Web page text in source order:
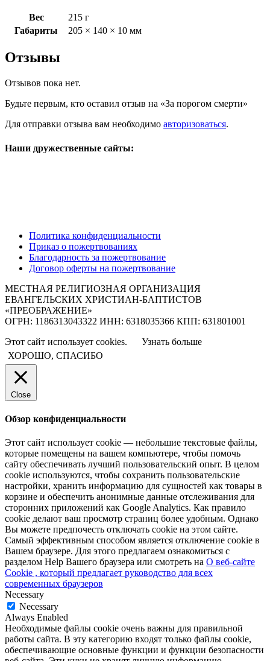
Вес
215 г
Габариты
205 × 140 × 10 мм
Отзывы
Отзывов пока нет.
Будьте первым, кто оставил отзыв на «За порогом смерти»
Для отправки отзыва вам необходимо авторизоваться.
Наши дружественные сайты:
Политика конфиденциальности
Приказ о пожертвованиях
Благодарность за пожертвование
Договор оферты на пожертвование
МЕСТНАЯ РЕЛИГИОЗНАЯ ОРГАНИЗАЦИЯ
ЕВАНГЕЛЬСКИХ ХРИСТИАН-БАПТИСТОВ
«ПРЕОБРАЖЕНИЕ»
ОГРН: 1186313043322 ИНН: 6318035366 КПП: 631801001
Этот сайт использует cookies.
Узнать больше
ХОРОШО, СПАСИБО
Close
Обзор конфиденциальности
Этот сайт использует cookie — небольшие текстовые файлы,
которые помещены на вашем компьютере, чтобы помочь
сайту обеспечивать лучший пользовательский опыт. В целом
cookie используются, чтобы сохранить пользовательские
настройки, хранить информацию для сущностей как товары в
корзине и обеспечить анонимные данные отслеживания для
сторонних приложений как Google Analytics. Как правило
cookie делают ваш просмотр страниц более удобным. Однако
Вы можете предпочесть отключать cookie на этом сайте.
Самый эффективным способом является отключение cookie в
Вашем браузере. Для этого предлагаем ознакомиться с
разделом Help Вашего браузера или смотреть на О веб-сайте
Cookie , который предлагает руководство для всех
современных браузеров
Necessary
Necessary
Always Enabled
Необходимые файлы cookie очень важны для правильной
работы сайта. В эту категорию входят только файлы cookie,
обеспечивающие основные функции и функции безопасности